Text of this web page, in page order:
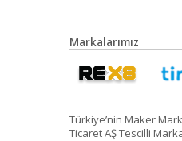
Markalarımız
Türkiye’nin Maker
Ticaret AŞ Tescilli